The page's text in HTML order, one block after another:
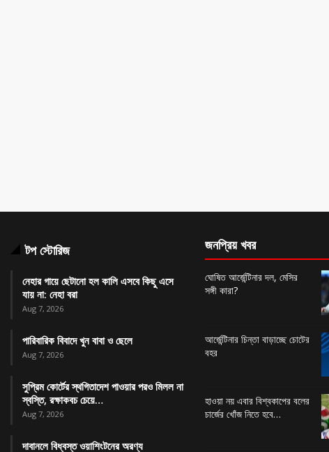
টপ স্টোরিজ
নেহার গায়ে ছেটানো হল কালি এসবে কিছু এসে
যায় না: নেহা বরা
Aug 7, 2026
পারিবারিক বিবাদে খুন বাবা ও ছেলে
Aug 7, 2026
সুপ্রিম কোর্টের স্থগিতাদেশ পাওয়ার পর‌ও মিলল না
স্বস্তি, রক্ষাকবচ চেয়ে…
Aug 7, 2026
দাবানলে বিধ্বস্ত ওয়াশিংটনের অরণ্য
জনপ্রিয় খবর
ঘোষিত আর্জেন্টিনার দল, মেসির
সঙ্গী কারা?
আর্জেন্টিনার চিন্তা বাড়াচ্ছে চোটের
বহর
হাওয়া নয় এবার বিশ্বকাপের বলের
চার্জের খোঁজ নিতে হবে…